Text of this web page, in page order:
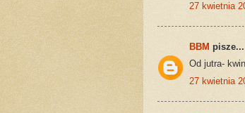
27 kwietnia
BBM pisze...
Od jutra-
27 kwietnia